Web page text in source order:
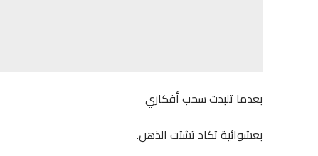
بعدما تلبدت سحب أفكاري
بعشوائية تكاد تشتت الذهن.